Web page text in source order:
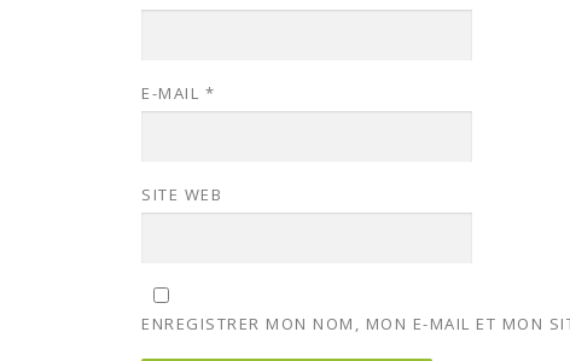
E-MAIL *
SITE WEB
ENREGISTRER MON NOM, MON E-MAIL ET MON